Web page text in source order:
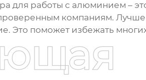
для работы с алюминием –
компаниям.
поможет избежать